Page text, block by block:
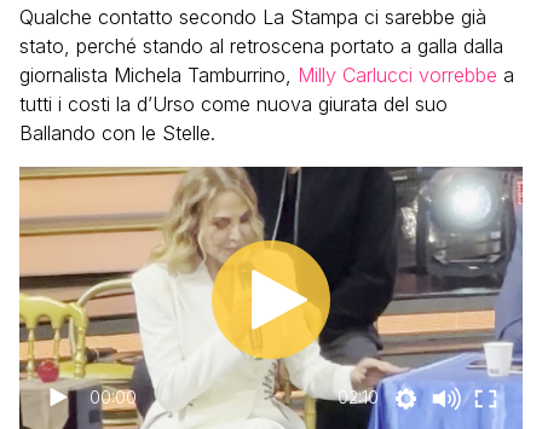
Qualche contatto secondo La Stampa ci sarebbe già
stato, perché stando al retroscena portato a galla dalla
giornalista Michela Tamburrino, Milly Carlucci vorrebbe a
tutti i costi la d’Urso come nuova giurata del suo
Ballando con le Stelle.
00:00 02:10